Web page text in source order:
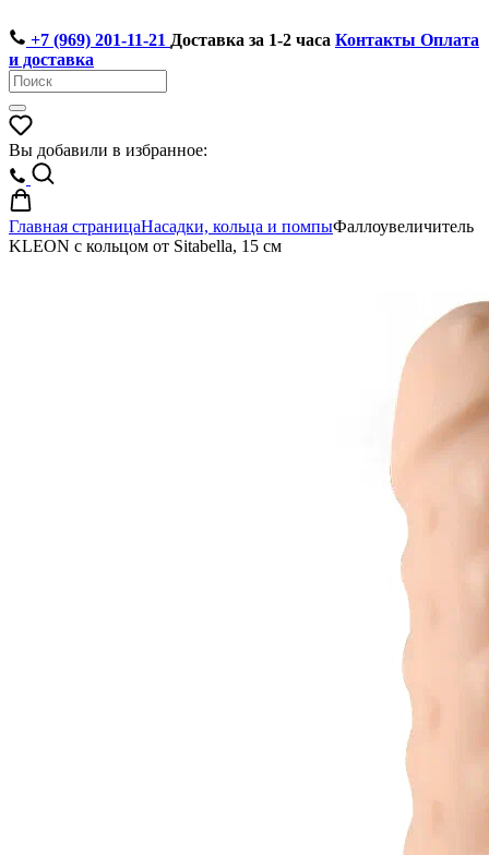
+7 (969) 201-11-21 Доставка за 1-2 часа Контакты Оплата
и доставка
Вы добавили в избранное:
Главная страницаНасадки, кольца и помпыФаллоувеличитель
KLEON с кольцом от Sitabella, 15 см